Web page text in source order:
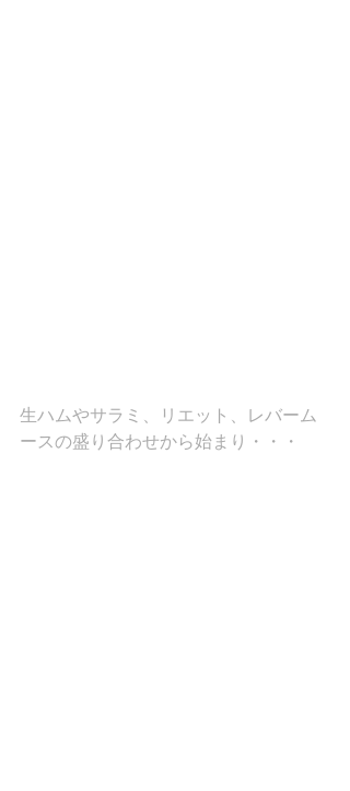
生ハムやサラミ、リエット、レバーム
ースの盛り合わせから始まり・・・